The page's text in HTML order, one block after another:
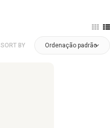
SORT BY Ordenação padrão